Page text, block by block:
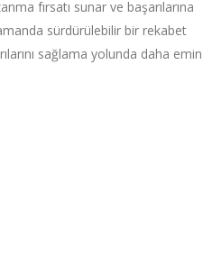
fırsatı sunar ve başarılarına
sürdürülebilir bir rekabet
sağlama yolunda daha emin